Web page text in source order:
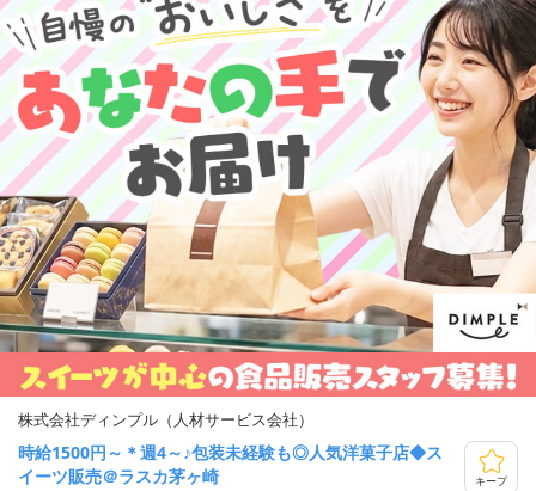
株式会社ディンプル（人材サービス会社）
時給1500円～＊週4～♪包装未経験も◎人気洋菓子店◆ス
イーツ販売＠ラスカ茅ヶ崎
キープ